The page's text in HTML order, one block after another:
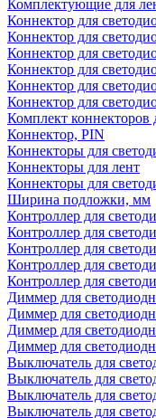
Комплектующие для
Коннектор для
Коннектор для
Коннектор для
Коннектор для
Коннектор для
Коннектор для
Комплект коннекторов
Коннектор, PIN
Коннекторы для
Коннекторы для лент
Коннекторы для
Ширина подложки, мм
Контроллер для
Контроллер для
Контроллер для
Контроллер для
Контроллер для
Диммер для
Диммер для
Диммер для
Диммер для
Выключатель для
Выключатель для
Выключатель для
Выключатель для